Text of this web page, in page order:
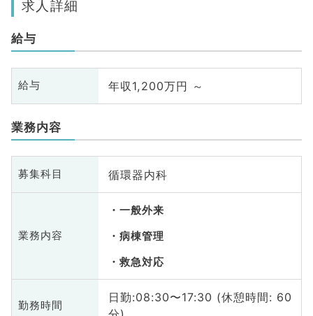
求人詳細
給与
給与 年収1,200万円 ～
業務内容
募集科目 循環器内科
業務内容
一般外来
病棟管理
救急対応
勤務時間
日勤:08:30〜17:30 (休憩時間: 60